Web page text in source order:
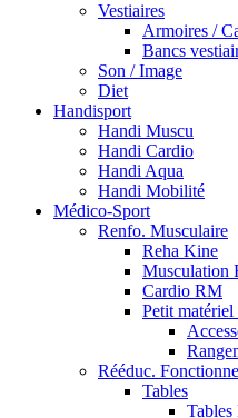
Vestiaires
Armoires /
Bancs
Son / Image
Diet
Handisport
Handi Muscu
Handi Cardio
Handi Aqua
Handi Mobilité
Médico-Sport
Renfo. Musculaire
Reha Kine
Musculation
Cardio RM
Petit
Rééduc.
Tables
Tables